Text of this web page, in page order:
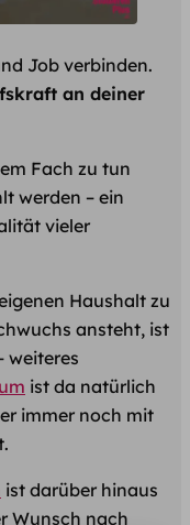
Job verbinden.
an deiner
Fach zu tun
werden – ein
vieler
Haushalt zu
ansteht, ist
weiteres
ist da natürlich
immer noch mit
ist darüber hinaus
Wunsch nach